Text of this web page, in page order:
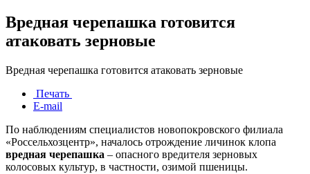
Вредная черепашка готовится
атаковать зерновые
Вредная черепашка готовится атаковать зерновые
Печать
E-mail
По наблюдениям специалистов новопокровского филиала
«Россельхозцентр», началось отрождение личинок клопа
вредная черепашка – опасного вредителя зерновых
колосовых культур, в частности, озимой пшеницы.